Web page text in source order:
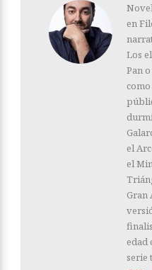
en
Los
Pan
el
el
Gran
edad
serie